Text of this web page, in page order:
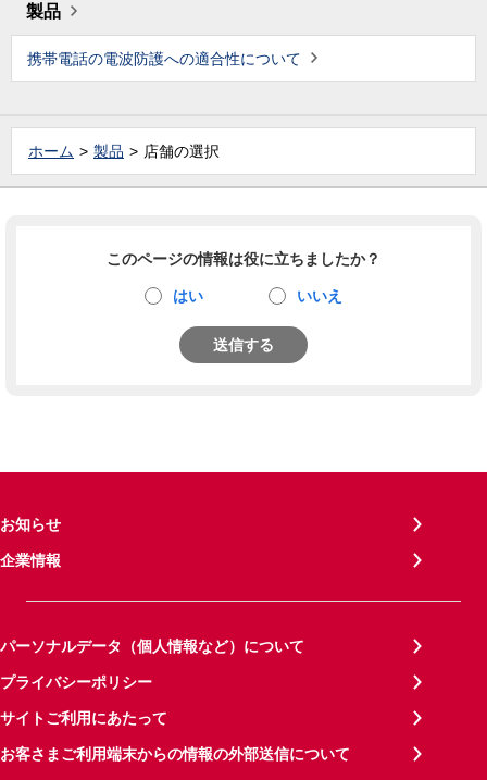
製品
携帯電話の電波防護への適合性について
ホーム 製品 店舗の選択
このページの情報は役に立ちましたか？
はい いいえ
送信する
お知らせ
企業情報
パーソナルデータ（個人情報など）について
プライバシーポリシー
サイトご利用にあたって
お客さまご利用端末からの情報の外部送信について